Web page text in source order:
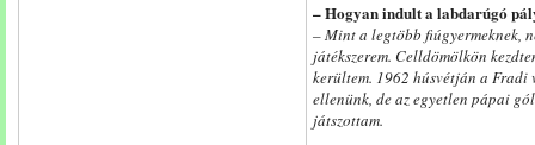
– Hogyan indult a labdarúgó
– Mint a legtöbb fiúgyermeknek,
játékszerem. Celldömölkön
kerültem. 1962 húsvétján a Fradi
ellenünk, de az egyetlen pápai
játszottam.